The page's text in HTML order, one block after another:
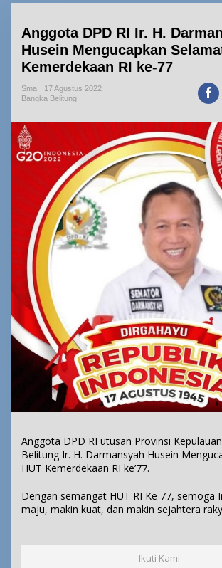
Anggota DPD RI Ir. H.
Husein Mengucapkan
Kemerdekaan RI ke-77
Sma
17 Agustus 2022
Bangka Belitung
Anggota DPD RI utusan Provinsi
Belitung Ir. H. Darmansyah Husein
HUT Kemerdekaan RI ke’77.
Dengan semangat HUT RI Ke 77, semoga
maju, makin kuat, dan makin sejahtera
Ikuti Kami